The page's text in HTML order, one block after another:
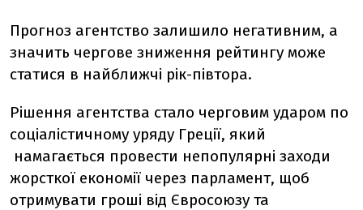
Прогноз агентство залишило негативним, а
значить чергове зниження рейтингу може
статися в найближчі рік-півтора.
Рішення агентства стало черговим ударом по
соціалістичному уряду Греції, який
намагається провести непопулярні заходи
жорсткої економії через парламент, щоб
отримувати гроші від Євросоюзу та